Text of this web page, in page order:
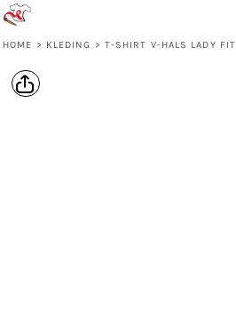
HOME > KLEDING > T-SHIRT V-HALS LADY FIT